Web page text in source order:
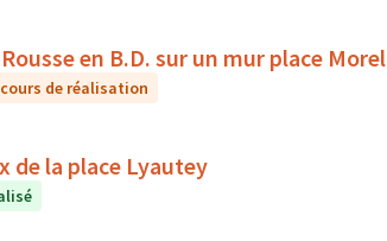
en B.D. sur un mur place Morel
cours de réalisation
de la place Lyautey